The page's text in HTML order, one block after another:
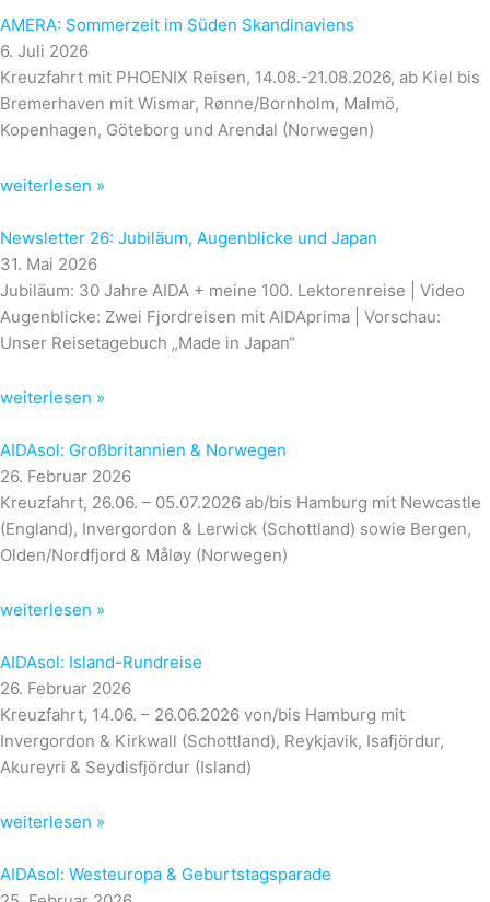
AMERA: Sommerzeit im Süden Skandinaviens
6. Juli 2026
Kreuzfahrt mit PHOENIX Reisen, 14.08.-21.08.2026, ab Kiel bis
Bremerhaven mit Wismar, Rønne/Bornholm, Malmö,
Kopenhagen, Göteborg und Arendal (Norwegen)
weiterlesen »
Newsletter 26: Jubiläum, Augenblicke und Japan
31. Mai 2026
Jubiläum: 30 Jahre AIDA + meine 100. Lektorenreise | Video
Augenblicke: Zwei Fjordreisen mit AIDAprima | Vorschau:
Unser Reisetagebuch „Made in Japan“
weiterlesen »
AIDAsol: Großbritannien & Norwegen
26. Februar 2026
Kreuzfahrt, 26.06. – 05.07.2026 ab/bis Hamburg mit Newcastle
(England), Invergordon & Lerwick (Schottland) sowie Bergen,
Olden/Nordfjord & Måløy (Norwegen)
weiterlesen »
AIDAsol: Island-Rundreise
26. Februar 2026
Kreuzfahrt, 14.06. – 26.06.2026 von/bis Hamburg mit
Invergordon & Kirkwall (Schottland), Reykjavik, Isafjördur,
Akureyri & Seydisfjördur (Island)
weiterlesen »
AIDAsol: Westeuropa & Geburtstagsparade